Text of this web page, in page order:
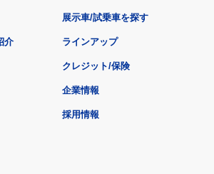
介
展示車/試乗車を探す
ラインアップ
クレジット/保険
企業情報
採用情報